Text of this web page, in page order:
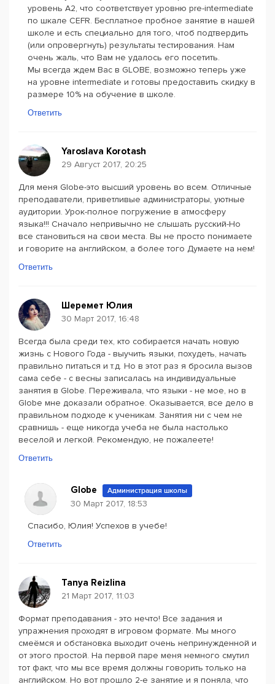
уровень А2, что соответствует уровню pre-intermediate
по шкале CEFR. Бесплатное пробное занятие в нашей
школе и есть специально для того, чтоб подтвердить
(или опровергнуть) результаты тестирования. Нам
очень жаль, что Вам не удалось его посетить.
Мы всегда ждем Вас в GLOBE, возможно теперь уже
на уровне intermediate и готовы предоставить скидку в
размере 10% на обучение в школе.
Ответить
Yaroslava Korotash
29 Август 2017, 20:25
Для меня Globe-это высший уровень во всем. Отличные
преподаватели, приветливые администраторы, уютные
аудитории. Урок-полное погружение в атмосферу
языка!!! Сначало непривычно не слышать русский-Но
все становиться на свои места. Вы не просто понимаете
и говорите на английском, а более того Думаете на нем!
Ответить
Шеремет Юлия
30 Март 2017, 16:48
Всегда была среди тех, кто собирается начать новую
жизнь с Нового Года - выучить языки, похудеть, начать
правильно питаться и т.д. Но в этот раз я бросила вызов
сама себе - с весны записалась на индивидуальные
занятия в Globe. Переживала, что языки - не мое, но в
Globe мне доказали обратное. Оказывается, все дело в
правильном подходе к ученикам. Занятия ни с чем не
сравнишь - еще никогда учеба не была настолько
веселой и легкой. Рекомендую, не пожалеете!
Ответить
Globe Администрация школы
30 Март 2017, 18:53
Спасибо, Юлия! Успехов в учебе!
Ответить
Tanya Reizlina
21 Март 2017, 11:03
Формат преподавания - это нечто! Все задания и
упражнения проходят в игровом формате. Мы много
смеёмся и обстановка выходит очень непринужденной и
от этого простой. На первой паре меня немного смутил
тот факт, что мы все время должны говорить только на
английском. Но вот прошло 2-е занятие и я поняла, что